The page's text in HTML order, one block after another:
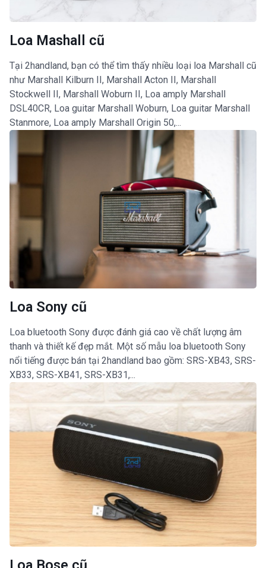
Loa Mashall cũ
Tại 2handland, bạn có thể tìm thấy nhiều loại loa Marshall cũ
như Marshall Kilburn II, Marshall Acton II, Marshall
Stockwell II, Marshall Woburn II, Loa amply Marshall
DSL40CR, Loa guitar Marshall Woburn, Loa guitar Marshall
Stanmore, Loa amply Marshall Origin 50,...
Loa Sony cũ
Loa bluetooth Sony được đánh giá cao về chất lượng âm
thanh và thiết kế đẹp mắt. Một số mẫu loa bluetooth Sony
nổi tiếng được bán tại 2handland bao gồm: SRS-XB43, SRS-
XB33, SRS-XB41, SRS-XB31,...